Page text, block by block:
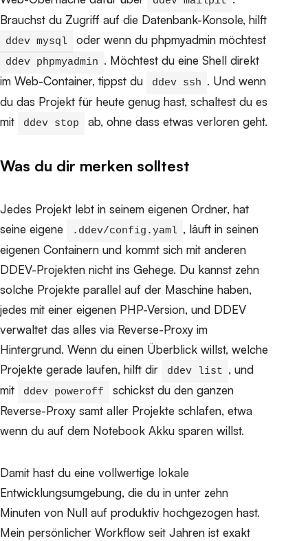
Brauchst du Zugriff auf die Datenbank-Konsole, hilft
ddev mysql oder wenn du phpmyadmin möchtest
ddev phpmyadmin . Möchtest du eine Shell direkt
im Web-Container, tippst du
ddev ssh . Und wenn
du das Projekt für heute genug hast, schaltest du es
mit
ddev stop ab, ohne dass etwas verloren geht.
Was du dir merken solltest
Jedes Projekt lebt in seinem eigenen Ordner, hat
seine eigene
.ddev/config.yaml , läuft in seinen
eigenen Containern und kommt sich mit anderen
DDEV-Projekten nicht ins Gehege. Du kannst zehn
solche Projekte parallel auf der Maschine haben,
jedes mit einer eigenen PHP-Version, und DDEV
verwaltet das alles via Reverse-Proxy im
Hintergrund. Wenn du einen Überblick willst, welche
Projekte gerade laufen, hilft dir
ddev list , und
mit
ddev poweroff
schickst du den ganzen
Reverse-Proxy samt aller Projekte schlafen, etwa
wenn du auf dem Notebook Akku sparen willst.
Damit hast du eine vollwertige lokale
Entwicklungsumgebung, die du in unter zehn
Minuten von Null auf produktiv hochgezogen hast.
Mein persönlicher Workflow seit Jahren ist exakt